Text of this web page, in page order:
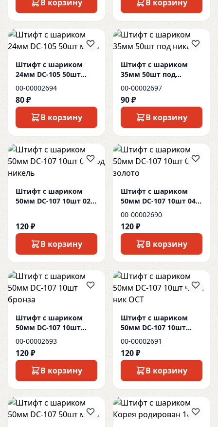
В корзину В корзину
Штифт с шариком
24мм DC-105 50шт
медь
00-00002694
80 ₽
В корзину
Штифт с шариком
35мм 50шт под
никель
00-00002697
90 ₽
В корзину
Штифт с шариком
50мм DC-107 10шт 02
120 ₽
В корзину
Штифт с шариком
50мм DC-107 10шт 04
золото
00-00002690
120 ₽
В корзину
Штифт с шариком
50мм DC-107 10шт
бронза
00-00002693
120 ₽
В корзину
Штифт с шариком
50мм DC-107 10шт
черн ник ОСТ
00-00002691
120 ₽
В корзину